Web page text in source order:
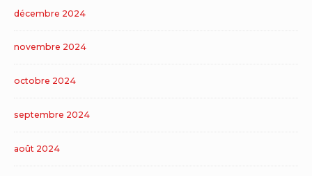
décembre 2024
novembre 2024
octobre 2024
septembre 2024
août 2024